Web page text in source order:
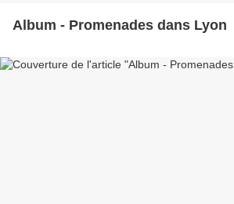
Album - Promenades dans Lyon